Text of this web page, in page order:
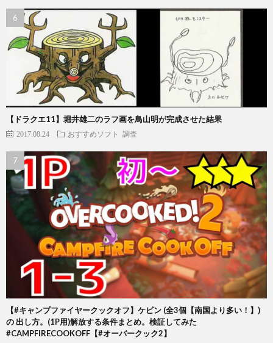
【ドラクエ11】堀井雄二のラフ画を鳥山明が完成させた結果
2017.08.24 おすすめソフト 調査
【#キャンプファイヤークックオフ】ケビン (全3個【南国より多い！】)
の 出し方。(1P用)解放する条件まとめ。検証してみた
#CAMPFIRECOOKOFF【#オーバークック2】